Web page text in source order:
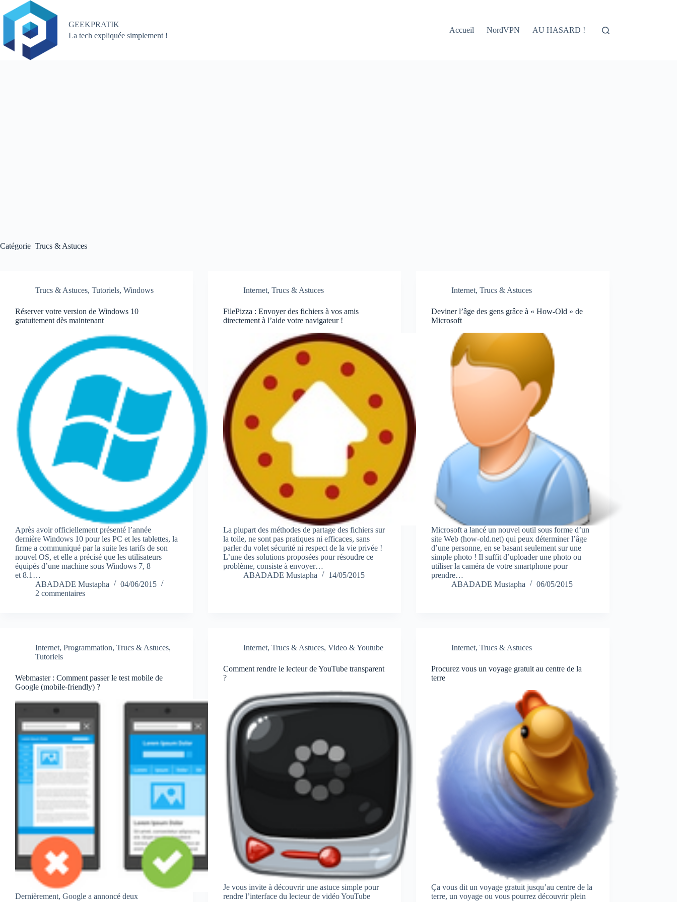
au
contenu
GEEKPRATIK
La tech expliquée simplement !
Accueil NordVPN AU HASARD !
Catégorie Trucs & Astuces
Trucs & Astuces, Tutoriels, Windows
Réserver votre version de Windows 10
gratuitement dès maintenant
Après avoir officiellement présenté l’année
dernière Windows 10 pour les PC et les tablettes, la
firme a communiqué par la suite les tarifs de son
nouvel OS, et elle a précisé que les utilisateurs
équipés d’une machine sous Windows 7, 8
et 8.1…
ABADADE Mustapha
04/06/2015
2 commentaires
Internet,Trucs & Astuces
FilePizza : Envoyer des fichiers à vos amis
directement à l’aide votre navigateur !
La plupart des méthodes de partage des fichiers sur
la toile, ne sont pas pratiques ni efficaces, sans
parler du volet sécurité ni respect de la vie privée !
L’une des solutions proposées pour résoudre ce
problème, consiste à envoyer…
ABADADE Mustapha
14/05/2015
Internet,Trucs & Astuces
Deviner l’âge des gens grâce à « How-Old » de
Microsoft
Microsoft a lancé un nouvel outil sous forme d’un
site Web (how-old.net) qui peux déterminer l’âge
d’une personne, en se basant seulement sur une
simple photo ! Il suffit d’uploader une photo ou
utiliser la caméra de votre smartphone pour
prendre…
ABADADE Mustapha
06/05/2015
Internet, Programmation, Trucs & Astuces,
Tutoriels
Webmaster : Comment passer le test mobile de
Google (mobile-friendly) ?
Dernièrement, Google a annoncé deux
Internet,Trucs & Astuces,Video & Youtube
Comment rendre le lecteur de YouTube transparent
?
Je vous invite à découvrir une astuce simple pour
rendre l’interface du lecteur de vidéo YouTube
Internet,Trucs & Astuces
Procurez vous un voyage gratuit au centre de la
terre
Ça vous dit un voyage gratuit jusqu’au centre de la
terre, un voyage ou vous pourrez découvrir plein